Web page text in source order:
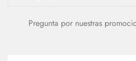
Pregunta por nuestras